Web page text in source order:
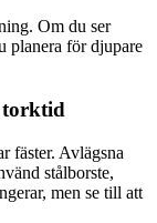
Om du ser
planera för djupare
torktid
fäster. Avlägsna
stålborste,
men se till att